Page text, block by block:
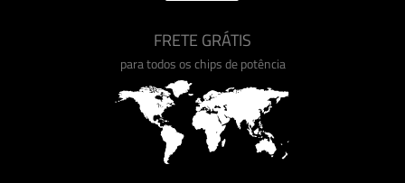
FRETE GRÁTIS
para todos os chips de potência